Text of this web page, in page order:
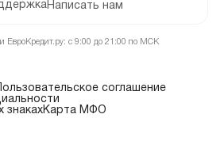
Написать нам
ЕвроКредит.ру: с 9:00 до 21:00 по МСК
Пользовательское соглашение
знакахКарта МФО